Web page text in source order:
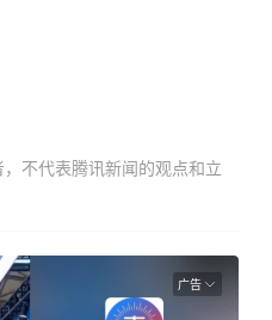
不代表腾讯新闻的观点和立
广告